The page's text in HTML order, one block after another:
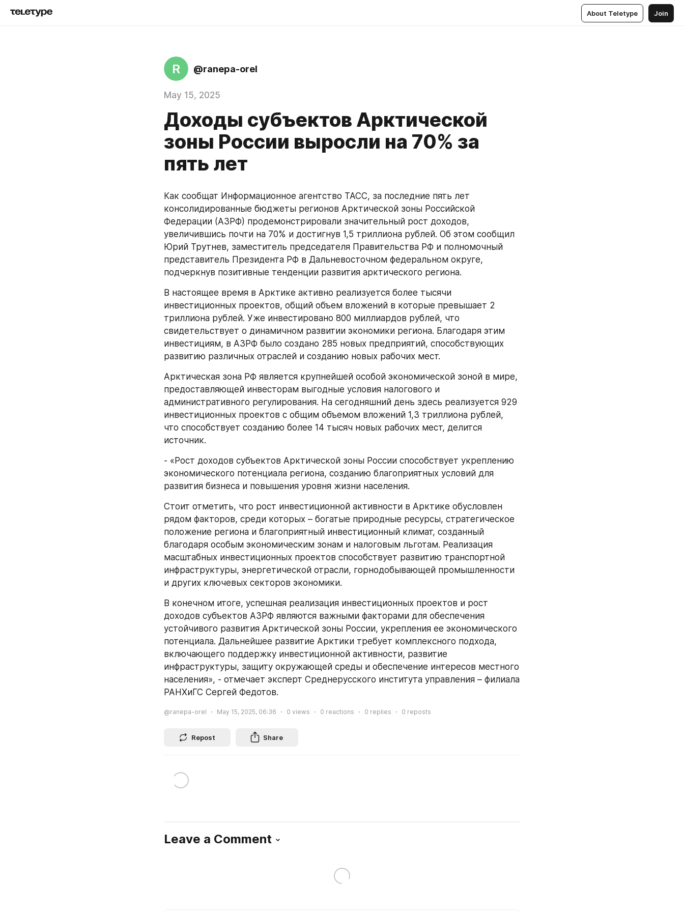
About Teletype Join
R @ranepa-orel
May 15, 2025
Доходы субъектов Арктической
зоны России выросли на 70% за
пять лет
Как сообщат Информационное агентство ТАСС, за последние пять лет
консолидированные бюджеты регионов Арктической зоны Российской
Федерации (АЗРФ) продемонстрировали значительный рост доходов,
увеличившись почти на 70% и достигнув 1,5 триллиона рублей. Об этом сообщил
Юрий Трутнев, заместитель председателя Правительства РФ и полномочный
представитель Президента РФ в Дальневосточном федеральном округе,
подчеркнув позитивные тенденции развития арктического региона.
В настоящее время в Арктике активно реализуется более тысячи
инвестиционных проектов, общий объем вложений в которые превышает 2
триллиона рублей. Уже инвестировано 800 миллиардов рублей, что
свидетельствует о динамичном развитии экономики региона. Благодаря этим
инвестициям, в АЗРФ было создано 285 новых предприятий, способствующих
развитию различных отраслей и созданию новых рабочих мест.
Арктическая зона РФ является крупнейшей особой экономической зоной в мире,
предоставляющей инвесторам выгодные условия налогового и
административного регулирования. На сегодняшний день здесь реализуется 929
инвестиционных проектов с общим объемом вложений 1,3 триллиона рублей,
что способствует созданию более 14 тысяч новых рабочих мест, делится
источник.
- «Рост доходов субъектов Арктической зоны России способствует укреплению
экономического потенциала региона, созданию благоприятных условий для
развития бизнеса и повышения уровня жизни населения.
Стоит отметить, что рост инвестиционной активности в Арктике обусловлен
рядом факторов, среди которых – богатые природные ресурсы, стратегическое
положение региона и благоприятный инвестиционный климат, созданный
благодаря особым экономическим зонам и налоговым льготам. Реализация
масштабных инвестиционных проектов способствует развитию транспортной
инфраструктуры, энергетической отрасли, горнодобывающей промышленности
и других ключевых секторов экономики.
В конечном итоге, успешная реализация инвестиционных проектов и рост
доходов субъектов АЗРФ являются важными факторами для обеспечения
устойчивого развития Арктической зоны России, укрепления ее экономического
потенциала. Дальнейшее развитие Арктики требует комплексного подхода,
включающего поддержку инвестиционной активности, развитие
инфраструктуры, защиту окружающей среды и обеспечение интересов местного
населения», - отмечает эксперт Среднерусского института управления – филиала
РАНХиГС Сергей Федотов.
@ranepa-orel May 15, 2025, 06:36 0 views 0 reactions 0 replies 0 reposts
Repost Share
Leave a Comment